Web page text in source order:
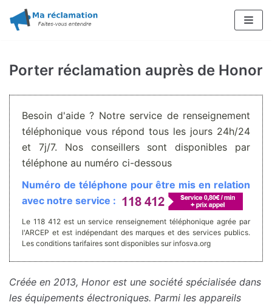
Aller
contenu
Porter réclamation auprès de Honor
Besoin d'aide ? Notre service de renseignement
téléphonique vous répond tous les jours 24h/24
et 7j/7. Nos conseillers sont disponibles par
téléphone au numéro ci-dessous
Numéro de téléphone pour être mis en relation
avec notre service :
Le 118 412 est un service renseignement téléphonique agrée par
l'ARCEP et est indépendant des marques et des services publics.
Les conditions tarifaires sont disponibles sur infosva.org
Créée en 2013, Honor est une société spécialisée dans
les équipements électroniques. Parmi les appareils